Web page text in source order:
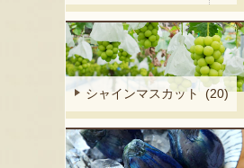
シャインマスカット (20)